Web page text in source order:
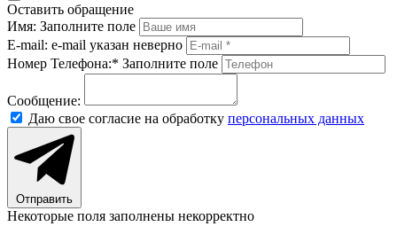
Оставить обращение
Имя: Заполните поле
E-mail: e-mail указан неверно
Номер Телефона:* Заполните поле
Сообщение:
Даю свое согласие на обработку персональных данных
Отправить
Некоторые поля заполнены некорректно